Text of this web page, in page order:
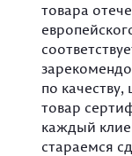
товара
по
товар
каждый
стараемся